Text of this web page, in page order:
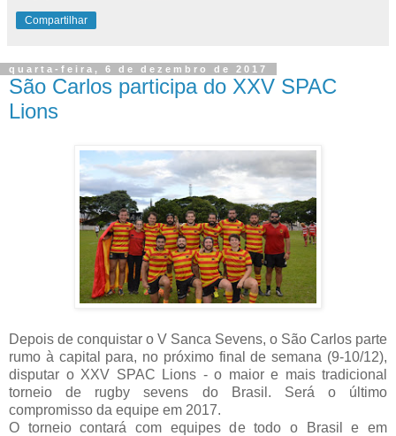
Compartilhar
quarta-feira, 6 de dezembro de 2017
São Carlos participa do XXV SPAC
Lions
Depois de conquistar o V Sanca Sevens, o São Carlos parte
rumo à capital para, no próximo final de semana (9-10/12),
disputar o XXV SPAC Lions - o maior e mais tradicional
torneio de rugby sevens do Brasil. Será o último
compromisso da equipe em 2017.
O torneio contará com equipes de todo o Brasil e em